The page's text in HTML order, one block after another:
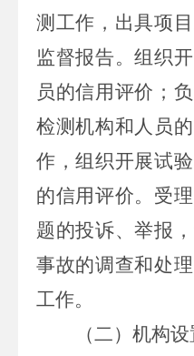
测工作，出具项
监督报告。组织
员的信用评价；
检测机构和人员
作，组织开展试
的信用评价。受
题的投诉、举报
事故的调查和处
工作。
（二）机构